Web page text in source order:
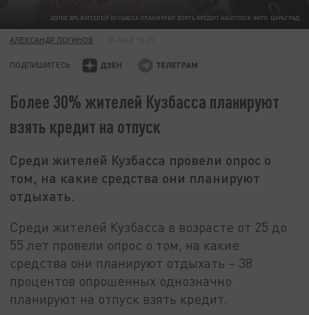
БОЛЕЕ 30% ЖИТЕЛЕЙ КУЗБАССА ПЛАНИРУЮТ ВЗЯТЬ КРЕДИТ НА ОТПУСК. ФОТО: ЦАРЬГРАД
АЛЕКСАНДР ЛОГИНОВ
ПОДПИШИТЕСЬ:
Более 30% жителей Кузбасса планируют
взять кредит на отпуск
Среди жителей Кузбасса провели опрос о
том, на какие средства они планируют
отдыхать.
Среди жителей Кузбасса в возрасте от 25 до
55 лет провели опрос о том, на какие
средства они планируют отдыхать – 38
процентов опрошенных однозначно
планируют на отпуск взять кредит.